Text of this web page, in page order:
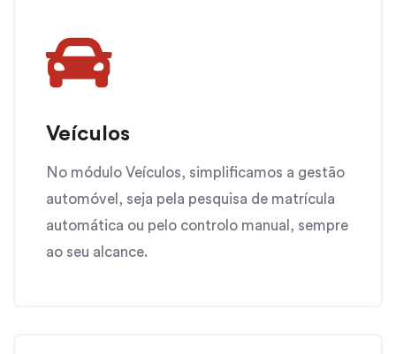
Veículos
No módulo Veículos, simplificamos a gestão
automóvel, seja pela pesquisa de matrícula
automática ou pelo controlo manual, sempre
ao seu alcance.